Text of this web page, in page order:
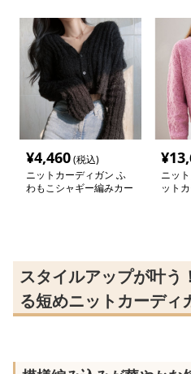
¥4,460(税込)
ニットカーディガン ふ
わもこシャギー編みカー
¥
ニッ
ット
スタイルアップが叶う
る短めニットカーディ